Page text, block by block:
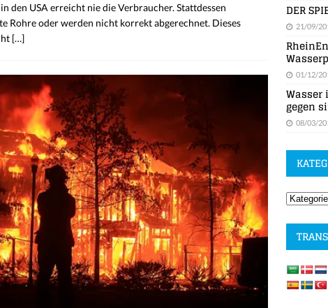
den USA erreicht nie die Verbraucher. Stattdessen
Rohre oder werden nicht korrekt abgerechnet. Dieses
[…]
DER
21/09/
01/12/
Wasser
gegen
08/03/